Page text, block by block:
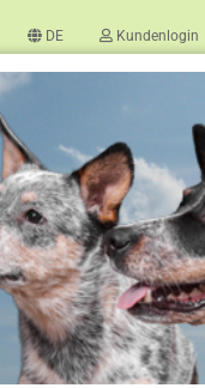
DE Kundenlogin